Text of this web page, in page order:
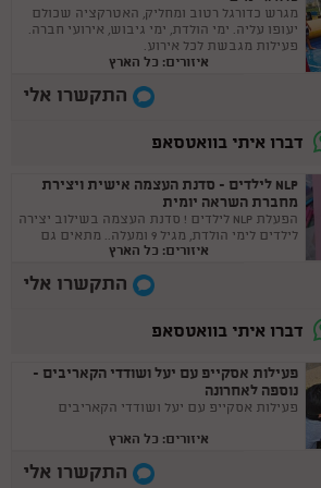
מגרש כדורגל רטוב ומחליק, האטרקציה שכולם
יעופו עליה. ימי הולדת, ימי גיבוש, אירועי חברה.
פעילות מגבשת לכל אירוע.
איזורים: כל הארץ
התקשרו אלי
דברו איתי בוואטסאפ
NLP לילדים - סדנת העצמה אישית ויצירת
מחברת השראה יומית
הפעלת NLP לילדים ! סדנת העצמה בשילוב יצירה
לילדים לימי הולדת, מגיל 9 ומעלה.. מתאים גם
איזורים: כל הארץ
התקשרו אלי
דברו איתי בוואטסאפ
פעילות אסקייפ עם יעל ושודדי הקאריבים -
נוספה לאחרונה
פעילות אסקייפ עם יעל ושודדי הקאריבים
איזורים: כל הארץ
התקשרו אלי